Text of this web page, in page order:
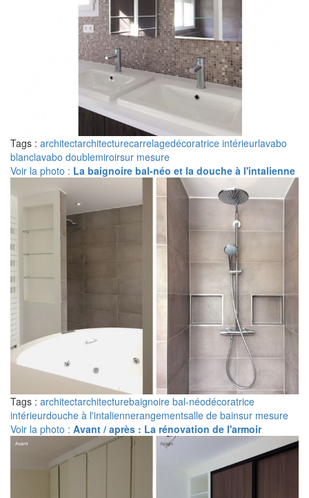
Tags : architectarchitecturecarrelagedécoratrice intérieurlavabo
blanclavabo doublemiroirsur mesure
Voir la photo : La baignoire bal-néo et la douche à l'intalienne
Tags : architectarchitecturebaignoire bal-néodécoratrice
intérieurdouche à l'intaliennerangementsalle de bainsur mesure
Voir la photo : Avant / après : La rénovation de l'armoir